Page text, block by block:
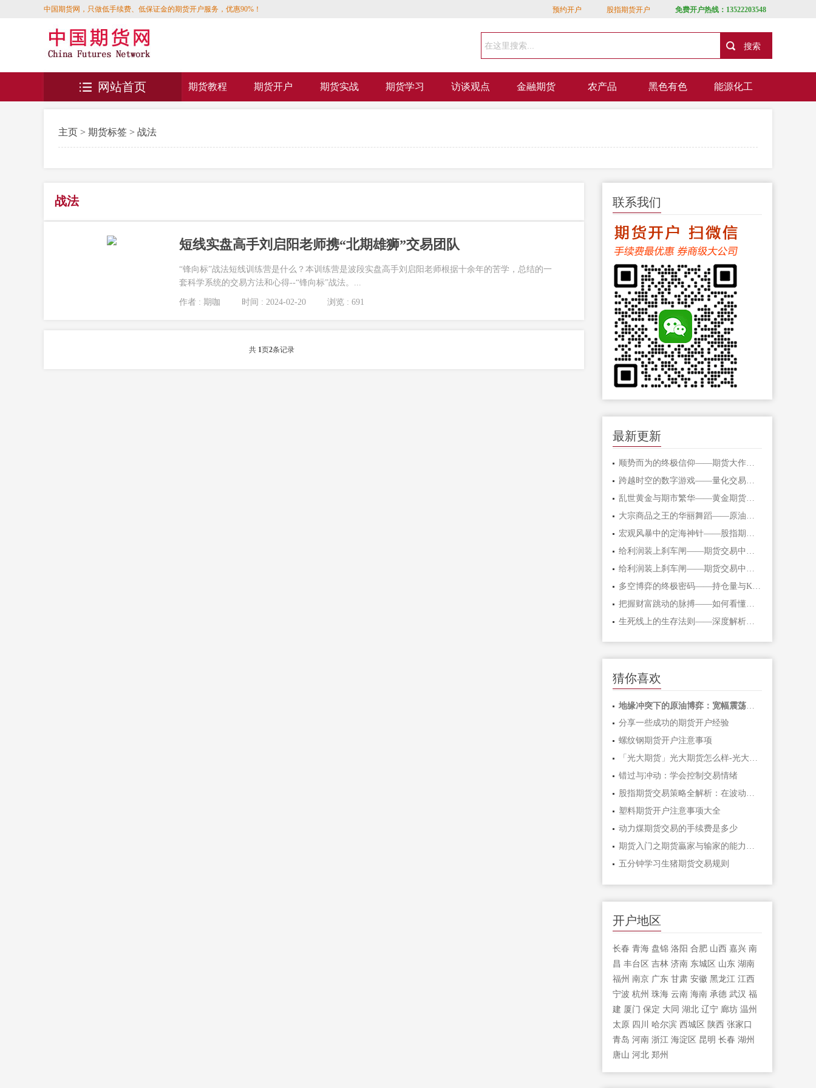
中国期货网，只做低手续费、低保证金的期货开户服务，优惠90%！ 预约开户 股指期货开户 免费开户热线：13522203548
期货教程 期货开户 期货实战 期货学习 访谈观点 金融期货 农产品 黑色有色 能源化工
网站首页
主页 > 期货标签 > 战法
战法
短线实盘高手刘启阳老师携“北期雄狮”交易团队
“锋向标”战法短线训练营是什么？本训练营是波段实盘高手刘启阳老师根据十余年的苦学，总结的一
套科学系统的交易方法和心得--“锋向标”战法。...
作者 : 期咖 时间 : 2024-02-20 浏览 : 691
共 1页2条记录
联系我们
最新更新
顺势而为的终极信仰——期货大作手的修
跨越时空的数字游戏——量化交易在期货
乱世黄金与期市繁华——黄金期货的避险
大宗商品之王的华丽舞蹈——原油期货的
宏观风暴中的定海神针——股指期货的对
给利润装上刹车闸——期货交易中不可逾
把握财富跳动的脉搏——如何看懂期货主
生死线上的生存法则——深度解析期货爆
猜你喜欢
地缘冲突下的原油博弈：宽幅震荡中如何
分享一些成功的期货开户经验
螺纹钢期货开户注意事项
「光大期货」光大期货怎么样-光大期货手
错过与冲动：学会控制交易情绪
股指期货交易策略全解析：在波动市场中
塑料期货开户注意事项大全
动力煤期货交易的手续费是多少
五分钟学习生猪期货交易规则
开户地区
长春 青海 盘锦 洛阳 合肥 山西 嘉兴 南
昌 丰台区 吉林 济南 东城区 山东 湖南
福州 南京 广东 甘肃 安徽 黑龙江 江西
宁波 杭州 珠海 云南 海南 承德 武汉 福
建 厦门 保定 大同 湖北 辽宁 廊坊 温州
太原 四川 哈尔滨 西城区 陕西 张家口
青岛 河南 浙江 海淀区 昆明 长春 湖州
唐山 河北 郑州